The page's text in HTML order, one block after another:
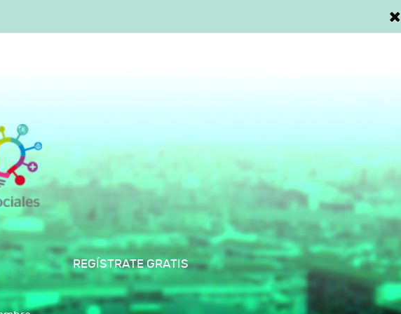
REGÍSTRATE GRATIS
ENCUENTRO ALCOBENDAS ES SUS MAYORES
Evento"La magia de ser
con Rafael Clemente, piloto y